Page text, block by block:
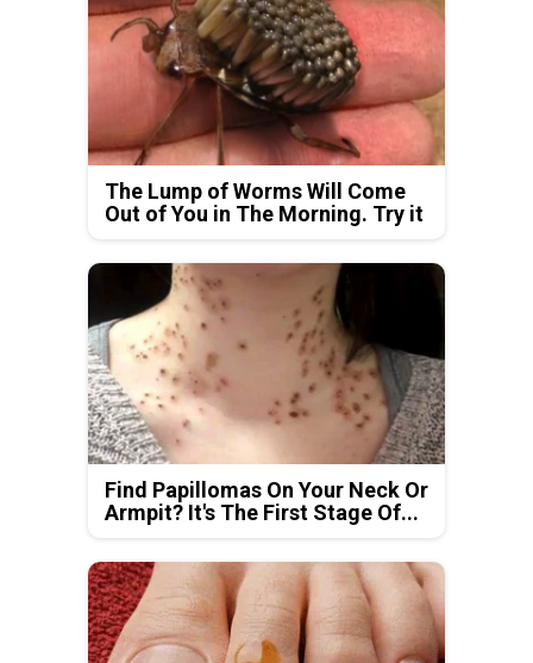
The Lump of Worms Will Come
Out of You in The Morning. Try it
Find Papillomas On Your Neck Or
Armpit? It's The First Stage Of...